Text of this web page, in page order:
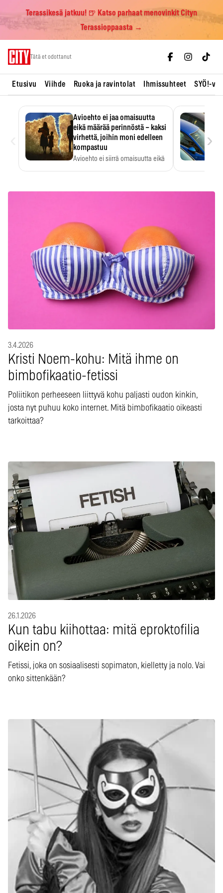
Terassikesä jatkuu! 🍺 Katso parhaat menovinkit Cityn
Terassioppaasta →
Tätä et odottanut
Etusivu Viihde Ruoka ja ravintolat Ihmissuhteet SYÖ!-
Avioehto ei jaa omaisuutta
eikä määrää perinnöstä – kaksi
virhettä, joihin moni edelleen
kompastuu
Avioehto ei siirrä omaisuutta eikä
›
3.4.2026
Kristi Noem-kohu: Mitä ihme on
bimbofikaatio-fetissi
Poliitikon perheeseen liittyvä kohu paljasti oudon kinkin,
josta nyt puhuu koko internet. Mitä bimbofikaatio oikeasti
tarkoittaa?
26.1.2026
Kun tabu kiihottaa: mitä eproktofilia
oikein on?
Fetissi, joka on sosiaalisesti sopimaton, kielletty ja nolo. Vai
onko sittenkään?